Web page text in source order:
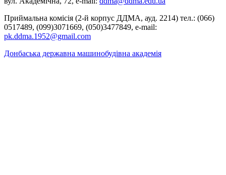
Приймальна комісія (2-й корпус ДДМА, ауд. 2214) тел.: (066)
0517489, (099)3071669, (050)3477849, e-mail:
pk.ddma.1952@gmail.com
Донбаська державна машинобудівна академія